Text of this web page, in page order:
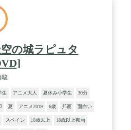
の城ラピュタ
駿
生 アニメ大人 夏休み小学生 30分
夏 アニメ2019 6歳 邦画 面白い
スペイン 18歳以上 18歳以上邦画